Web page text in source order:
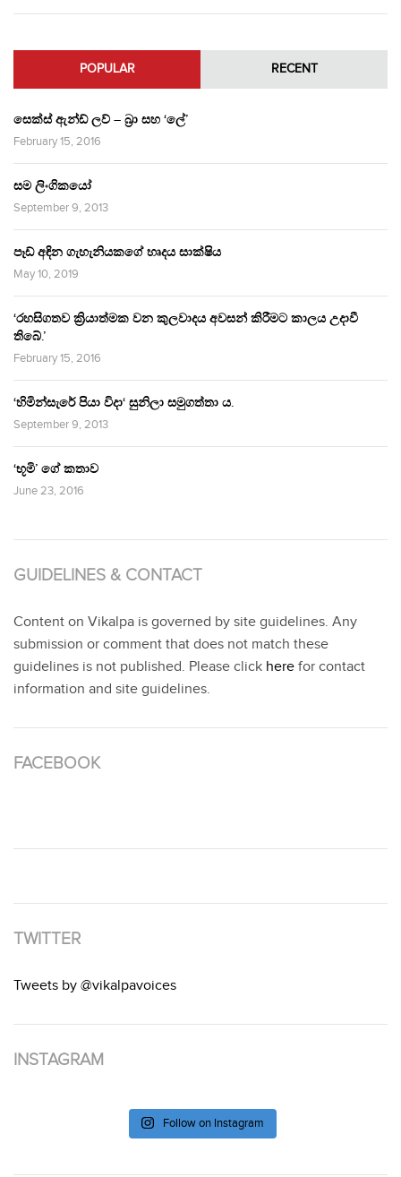
POPULAR RECENT
සෙක්ස් ඇන්ඩ් ලව් – බ්‍රා සහ ‘ලේ’
February 15, 2016
සම ලිංගිකයෝ
September 9, 2013
පෑඩ් අඳින ගැහැනියකගේ හෘදය සාක්ෂිය
May 10, 2019
‘රහසිගතව ක්‍රියාත්මක වන කුලවාදය අවසන් කිරීමට කාලය උදාවී
තිබේ.’
February 15, 2016
‘හිමින්සැරේ පියා විදා‘ සුනිලා සමුගත්තා ය.
September 9, 2013
‘භූමි’ ගේ කතාව
June 23, 2016
GUIDELINES & CONTACT
Content on Vikalpa is governed by site guidelines. Any
submission or comment that does not match these
guidelines is not published. Please click here for contact
information and site guidelines.
FACEBOOK
TWITTER
Tweets by @vikalpavoices
INSTAGRAM
Follow on Instagram